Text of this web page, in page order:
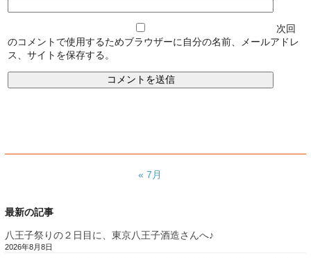
次回
のコメントで使用するためブラウザーに自分の名前、メールアドレ
ス、サイトを保存する。
« 7月
最新の記事
八王子祭りの２日目に、東京八王子酒造さんへ♪
2026年8月8日